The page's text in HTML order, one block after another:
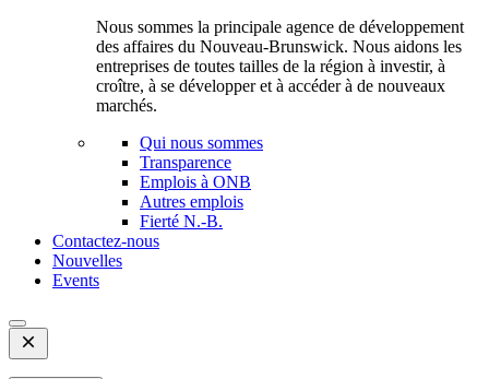
Nous sommes la principale agence de développement
des affaires du Nouveau-Brunswick. Nous aidons les
entreprises de toutes tailles de la région à investir, à
croître, à se développer et à accéder à de nouveaux
marchés.
Qui nous sommes
Transparence
Emplois à ONB
Autres emplois
Fierté N.-B.
Contactez-nous
Nouvelles
Events
Open
Mobile
Menu